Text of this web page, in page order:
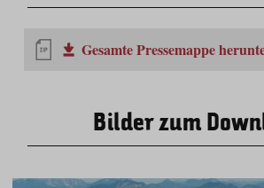
Gesamte Pressemappe
Bilder zum